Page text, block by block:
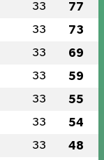
33 77
33 73
33 69
33 59
33 55
33 54
33 48